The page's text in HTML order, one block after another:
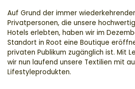
Auf Grund der immer
Privatpersonen, die unsere
Hotels erlebten, haben wir im
Standort in Root eine Boutique
privaten Publikum zugänglich ist. Mit
wir nun laufend unsere Textilien mit
Lifestyleprodukten.